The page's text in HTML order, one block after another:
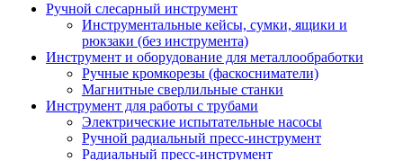
Ручной слесарный инструмент
Инструментальные кейсы, сумки, ящики и
рюкзаки (без инструмента)
Инструмент и оборудование для металлообработки
Ручные кромкорезы (фаскосниматели)
Магнитные сверлильные станки
Инструмент для работы с трубами
Электрические испытательные насосы
Ручной радиальный пресс-инструмент
Радиальный пресс-инструмент